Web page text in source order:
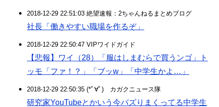
2018-12-29 22:51:03 絶望速報：2ちゃんねるまとめブログ
社長「働きやすい職場を作るぞ」
2018-12-29 22:50:47 VIPワイドガイド
【悲報】ワイ（28）「服はしまむらで買うンゴ」ト
ッモ「ファ！？」「ブッw」「中学生かよ…」
2018-12-29 22:50:35 (*ﾟ∀ﾟ)ゞカガクニュース隊
研究家YouTubeとかいう今バズりまくってる中学生